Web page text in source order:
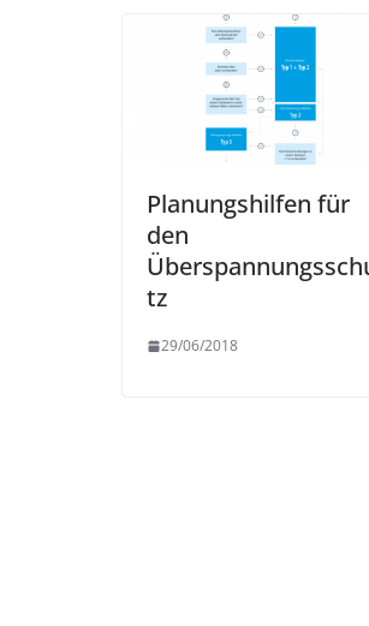
Planungshilfen für
den
tz
29/06/2018